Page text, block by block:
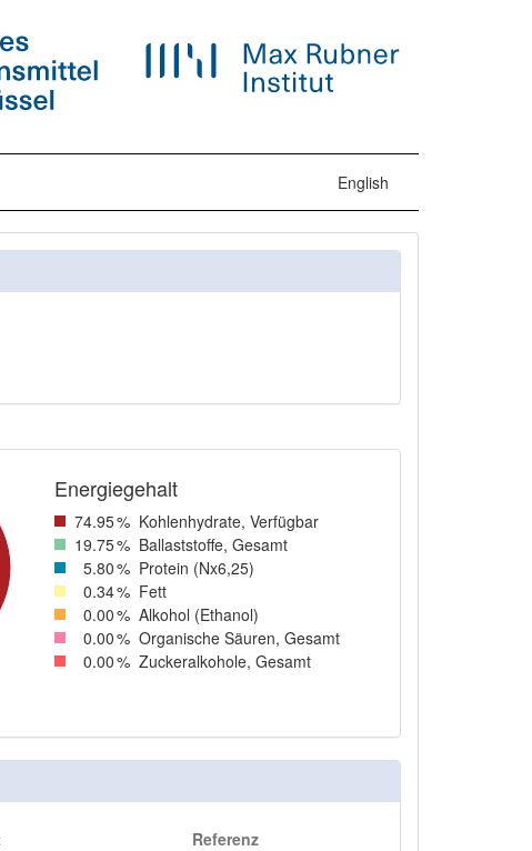
English
Energiegehalt
74.95% Kohlenhydrate, Verfügbar
19.75% Ballaststoffe, Gesamt
5.80% Protein (Nx6,25)
0.34% Fett
0.00% Alkohol (Ethanol)
0.00% Organische Säuren, Gesamt
0.00% Zuckeralkohole, Gesamt
Referenz